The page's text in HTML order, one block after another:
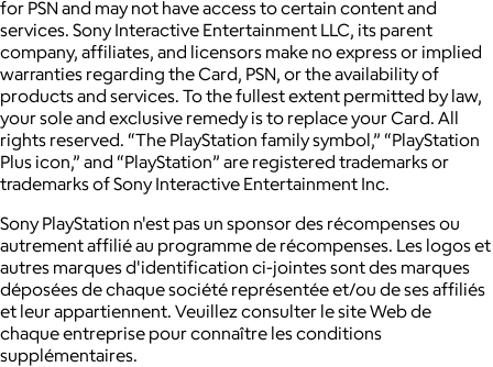
for PSN and may not have access to certain content and
services. Sony Interactive Entertainment LLC, its parent
company, affiliates, and licensors make no express or implied
warranties regarding the Card, PSN, or the availability of
products and services. To the fullest extent permitted by law,
your sole and exclusive remedy is to replace your Card. All
rights reserved. “The PlayStation family symbol,” “PlayStation
Plus icon,” and “PlayStation” are registered trademarks or
trademarks of Sony Interactive Entertainment Inc.
Sony PlayStation n'est pas un sponsor des récompenses ou
autrement affilié au programme de récompenses. Les logos et
autres marques d'identification ci-jointes sont des marques
déposées de chaque société représentée et/ou de ses affiliés
et leur appartiennent. Veuillez consulter le site Web de
chaque entreprise pour connaître les conditions
supplémentaires.